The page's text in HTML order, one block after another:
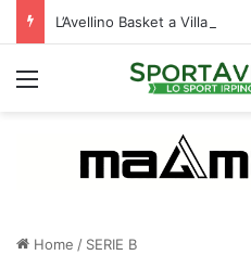
Menu
Home / SERIE B